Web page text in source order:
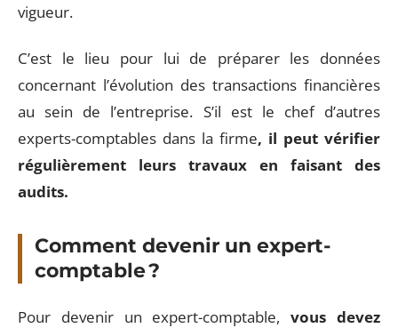
vigueur.
C’est le lieu pour lui de préparer les données
concernant l’évolution des transactions financières
au sein de l’entreprise. S’il est le chef d’autres
experts-comptables dans la firme, il peut vérifier
régulièrement leurs travaux en faisant des
audits.
Comment devenir un expert-
comptable ?
Pour devenir un expert-comptable,vous devez